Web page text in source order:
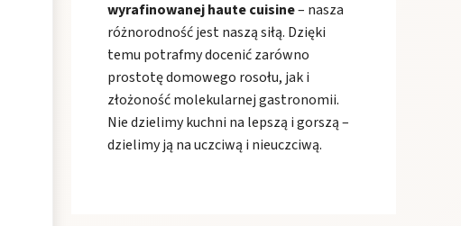
wyrafinowanej haute cuisine– nasza
różnorodność jest naszą siłą. Dzięki
temu potrafmy docenić zarówno
prostotę domowego rosołu, jak i
złożoność molekularnej gastronomii.
Nie dzielimy kuchni na lepszą i gorszą –
dzielimy ją na uczciwą i nieuczciwą.